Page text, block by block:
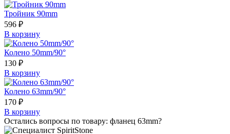
Тройник 90mm
596 ₽
В корзину
Колено 50mm/90°
130 ₽
В корзину
Колено 63mm/90°
170 ₽
В корзину
Остались вопросы по товару: фланец 63mm?